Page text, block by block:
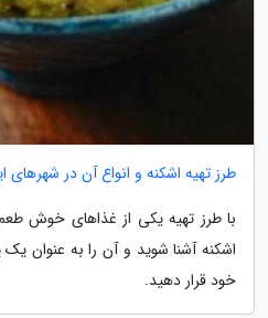
طرز تهیه اشکنه و انواع آن در شهرهای
با طرز تهیه یکی از غذاهای خوش
اشکنه آشنا شوید و آن را به عنوان
خود قرار دهید.